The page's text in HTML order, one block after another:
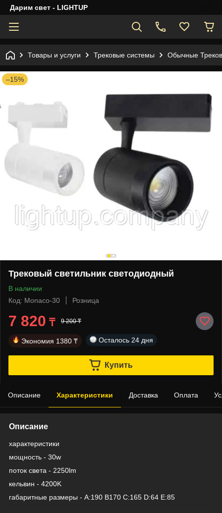
Дарим свет - LIGHTUP
Товары и услуги Трековые системы Обычные
–15%
Трековый светильник светодиодный
В наличии
Код: Monaco-30
Розница
7 820 ₸ 9 200 ₸
Экономия 1380 ₸ Осталось 24 дня
Купить
Описание Характеристики Доставка Оплата
Описание
характеристики
мощность - 30w
поток света - 2250lm
кельвин - 4200K
габаритные размеры - A:190 B170 C:165 D:64 E:85